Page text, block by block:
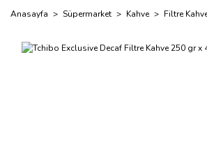
Anasayfa Süpermarket Kahve Filtre